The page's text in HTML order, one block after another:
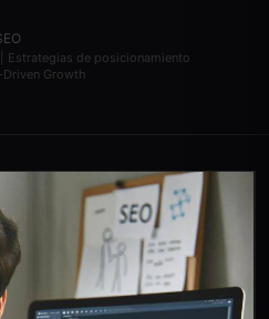
| Estrategias de posicionamiento
Growth